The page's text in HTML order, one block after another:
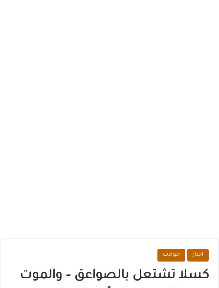
اخبار حوادث
كسلا تشتعل بالصواعق – والموت